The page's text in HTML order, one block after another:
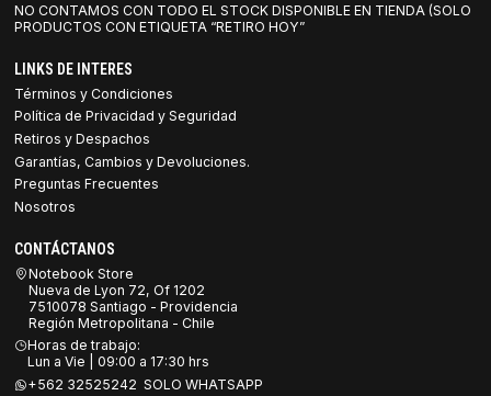
NO CONTAMOS CON TODO EL STOCK DISPONIBLE EN TIENDA (SOLO
PRODUCTOS CON ETIQUETA “RETIRO HOY”
LINKS DE INTERES
Términos y Condiciones
Política de Privacidad y Seguridad
Retiros y Despachos
Garantías, Cambios y Devoluciones.
Preguntas Frecuentes
Nosotros
CONTÁCTANOS
Notebook Store
Nueva de Lyon 72, Of 1202
7510078 Santiago - Providencia
Región Metropolitana - Chile
Horas de trabajo:
Lun a Vie | 09:00 a 17:30 hrs
+562 32525242 SOLO WHATSAPP